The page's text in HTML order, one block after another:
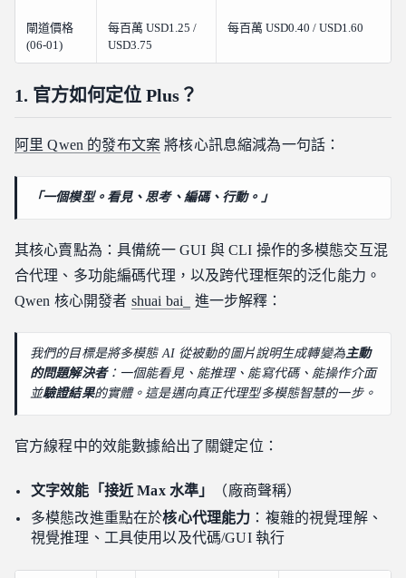
閘道價格
(06-01)
每百萬 USD1.25 /
USD3.75
每百萬 USD0.40 / USD1.60
1. 官方如何定位 Plus？
阿里 Qwen 的發布文案 將核心訊息縮減為一句話：
「一個模型。看見、思考、編碼、行動。」
其核心賣點為：具備統一 GUI 與 CLI 操作的多模態交互混
合代理、多功能編碼代理，以及跨代理框架的泛化能力。
Qwen 核心開發者 shuai bai_ 進一步解釋：
我們的目標是將多模態 AI 從被動的圖片說明生成轉變為主動
的問題解決者：一個能看見、能推理、能寫代碼、能操作介面
並驗證結果的實體。這是邁向真正代理型多模態智慧的一步。
官方線程中的效能數據給出了關鍵定位：
文字效能「接近 Max 水準」
（廠商聲稱）
多模態改進重點在於核心代理能力 ：複雜的視覺理解、
視覺推理、工具使用以及代碼/GUI 執行